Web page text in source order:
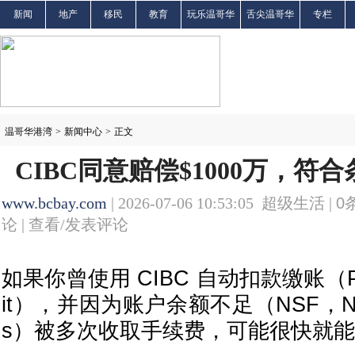
新闻 地产 移民 教育 玩乐温哥华 舌尖温哥华 专栏
温哥华港湾 > 新闻中心 > 正文
CIBC同意赔偿$1000万，符合
www.bcbay.com | 2026-07-06 10:53:05 超级生活 | 0
论 | 查看/发表评论
如果你曾使用 CIBC 自动扣款缴账
it），并因为账户余额不足（NSF，
s）被多次收取手续费，可能很快就